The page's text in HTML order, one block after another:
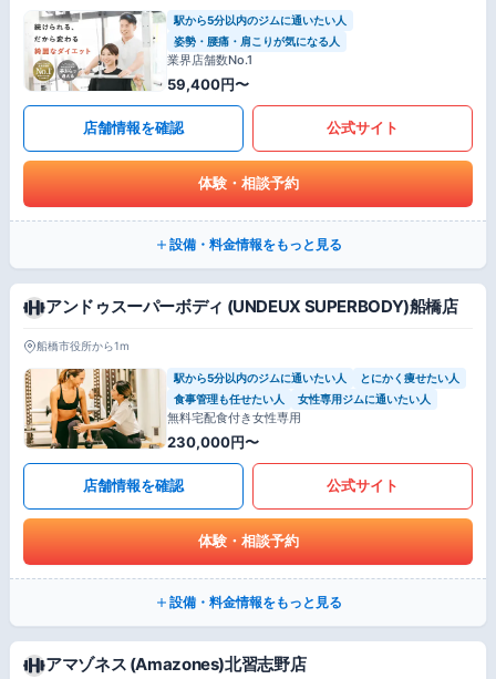
駅から5分以内のジムに通いたい人
姿勢・腰痛・肩こりが気になる人
業界店舗数No.1
59,400円〜
店舗情報を確認 公式サイト
体験・相談予約
設備・料金情報をもっと見る
アンドゥスーパーボディ (UNDEUX SUPERBODY)船橋店
船橋市役所から1m
駅から5分以内のジムに通いたい人
とにかく痩せたい人
食事管理も任せたい人
女性専用ジムに通いたい人
無料宅配食付き女性専用
230,000円〜
店舗情報を確認 公式サイト
体験・相談予約
設備・料金情報をもっと見る
アマゾネス (Amazones)北習志野店